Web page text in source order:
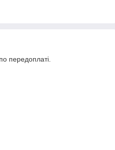
передоплаті.